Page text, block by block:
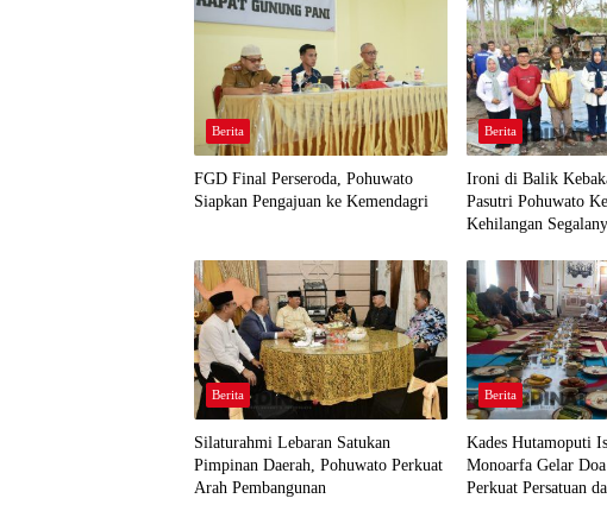
Berita
FGD Final Perseroda, Pohuwato
Siapkan Pengajuan ke Kemendagri
Berita
Ironi di Balik
Pasutri Pohuwato
Kehilangan
Berita
Silaturahmi Lebaran Satukan
Pimpinan Daerah, Pohuwato Perkuat
Arah Pembangunan
Berita
Kades Hutamoputi
Monoarfa Gelar
Perkuat Persatuan